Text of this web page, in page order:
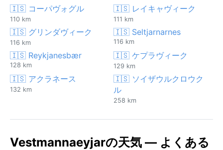
🇮🇸 コーパヴォグル
110 km
🇮🇸 レイキャヴィーク
111 km
🇮🇸 グリンダヴィーク
116 km
🇮🇸 Seltjarnarnes
116 km
🇮🇸 Reykjanesbær
128 km
🇮🇸 ケプラヴィーク
129 km
🇮🇸 アクラネース
132 km
🇮🇸 ソイザウルクロウク
ル
258 km
Vestmannaeyjarの天気 — よくある